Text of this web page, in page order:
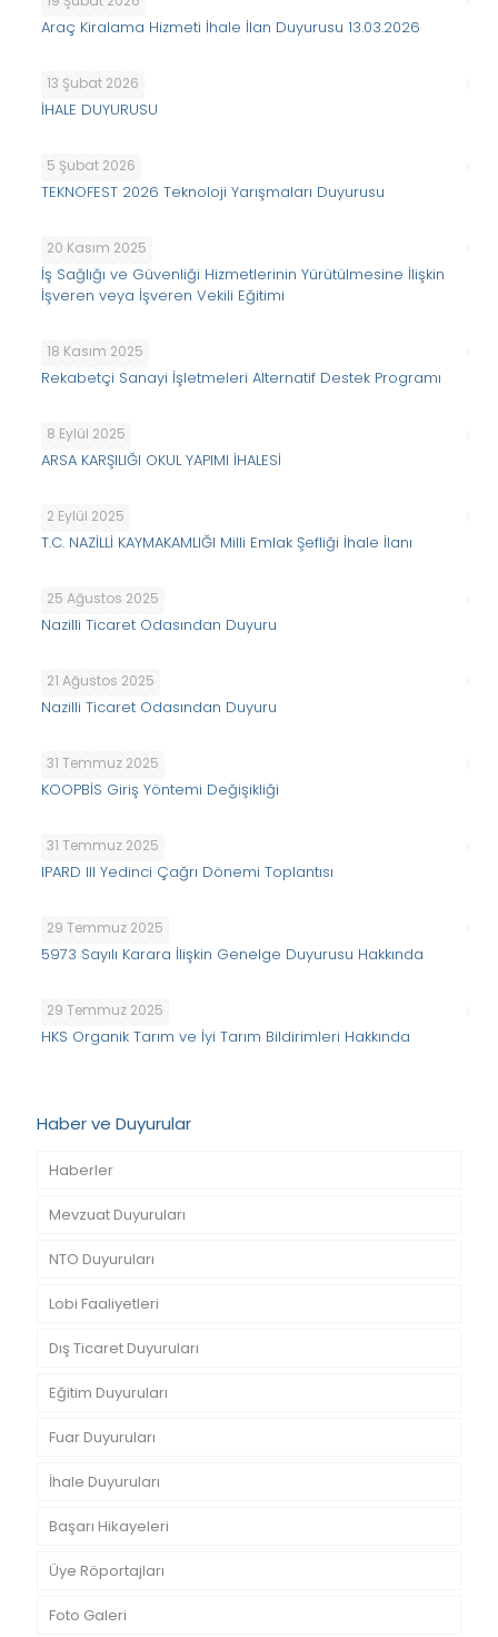
Araç Kiralama Hizmeti İhale İlan Duyurusu 13.03.2026
13 Şubat 2026
İHALE DUYURUSU
5 Şubat 2026
TEKNOFEST 2026 Teknoloji Yarışmaları Duyurusu
20 Kasım 2025
İş Sağlığı ve Güvenliği Hizmetlerinin Yürütülmesine İlişkin
İşveren veya İşveren Vekili Eğitimi
18 Kasım 2025
Rekabetçi Sanayi İşletmeleri Alternatif Destek Programı
8 Eylül 2025
ARSA KARŞILIĞI OKUL YAPIMI İHALESİ
2 Eylül 2025
T.C. NAZİLLİ KAYMAKAMLIĞI Milli Emlak Şefliği İhale İlanı
25 Ağustos 2025
Nazilli Ticaret Odasından Duyuru
21 Ağustos 2025
Nazilli Ticaret Odasından Duyuru
31 Temmuz 2025
KOOPBİS Giriş Yöntemi Değişikliği
31 Temmuz 2025
IPARD III Yedinci Çağrı Dönemi Toplantısı
29 Temmuz 2025
5973 Sayılı Karara İlişkin Genelge Duyurusu Hakkında
29 Temmuz 2025
HKS Organik Tarım ve İyi Tarım Bildirimleri Hakkında
Haber ve Duyurular
Haberler
Mevzuat Duyuruları
NTO Duyuruları
Lobi Faaliyetleri
Dış Ticaret Duyuruları
Eğitim Duyuruları
Fuar Duyuruları
İhale Duyuruları
Başarı Hikayeleri
Üye Röportajları
Foto Galeri